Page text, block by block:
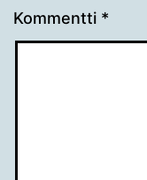
Kommentti *